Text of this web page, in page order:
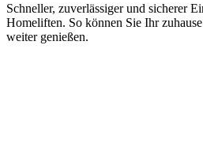
Schneller, zuverlässiger und sicherer
Homeliften. So können Sie Ihr
weiter genießen.